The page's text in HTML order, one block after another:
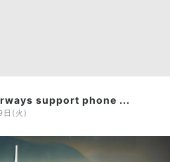
support phone ...
(火)